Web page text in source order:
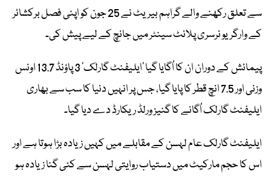
سے تعلق رکھنے والے گراہم بیریٹ نے 25 جون کو اپنی فصل برکشائر
کے وارگریو نرسری پلانٹ سینٹر میں جانچ کے لیے پیش کی۔
پیمائش کے دوران ان کا اُگایا گیا ’ایلیفنٹ گارلک‘ 3 پاؤنڈ 13.7 اونس
وزنی اور 7.5 انچ قطر کا پایا گیا، جس پر انہیں دنیا کا سب سے بھاری
ایلیفنٹ گارلک اُگانے کا گنیز ورلڈ ریکارڈ دے دیا گیا۔
ایلیفنٹ گارلک عام لہسن کے مقابلے میں کہیں زیادہ بڑا ہوتا ہے اور
اس کا حجم مارکیٹ میں دستیاب روایتی لہسن سے کئی گنا زیادہ ہو